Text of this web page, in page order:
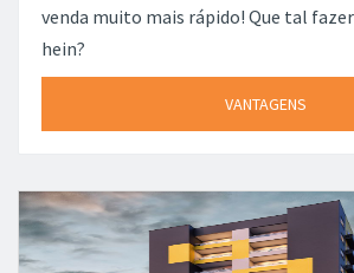
venda muito mais rápido! Que tal
hein?
VANTAGENS